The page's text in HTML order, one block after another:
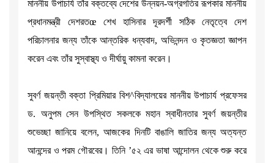
মাননীয় উপাচার্য তাঁর বক্তব্যে দেশের উন্নয়ন-অগ্রগতির রূপকার মাননীয়
প্রধানমন্ত্রী দেশরতœ শেখ হাসিনার দূরদর্শী সঠিক নেতৃত্বে দেশ
পরিচালনার জন্য তাঁকে আন্তরিক ধন্যবাদ, অভিনন্দন ও কৃতজ্ঞতা জ্ঞাপন
করেন এবং তাঁর সুস্বাস্থ্য ও দীর্ঘায়ু কামনা করেন।
সুবর্ণ জয়ন্তী বক্তা প্রিমিয়ার বিশ^বিদ্যালয়ের মাননীয় উপাচার্য প্রফেসর
ড. অনুপম সেন উপস্থিত সকলকে মহান স্বাধীনতার সুবর্ণ জয়ন্তীর
শুভেচ্ছা জানিয়ে বলেন, আজকের দিনটি বাঙালি জাতির জন্য অত্যন্ত
আনন্দের ও পরম গৌরবের। তিনি ’৫২ এর ভাষা আন্দোলন থেকে শুরু করে